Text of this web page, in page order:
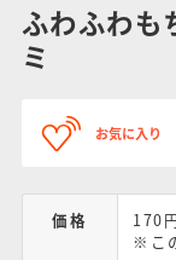
ふわふわも
ミ
お気に入り
価格
170
※こ